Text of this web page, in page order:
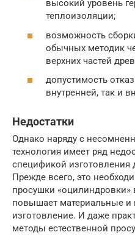
высокий уровень
теплоизоляции;
возможность
обычных методик
верхних частей
допустимость
внутренней, так и
Недостатки
Однако наряду с
технология имеет ряд
спецификой изготовления
Прежде всего, это
просушки «оцилиндровки»
повышает материальные и
изготовление. И даже
методы естественной